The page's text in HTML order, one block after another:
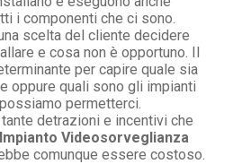
i componenti che ci sono.
scelta del cliente decidere
e cosa non è opportuno. Il
per capire quale sia
oppure quali sono gli impianti
permetterci.
detrazioni e incentivi che
Impianto Videosorveglianza
comunque essere costoso.